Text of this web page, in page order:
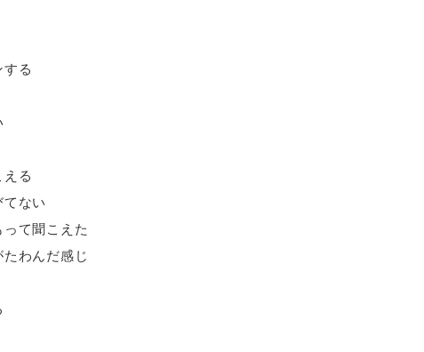
する
える
てない
って聞こえた
たわんだ感じ